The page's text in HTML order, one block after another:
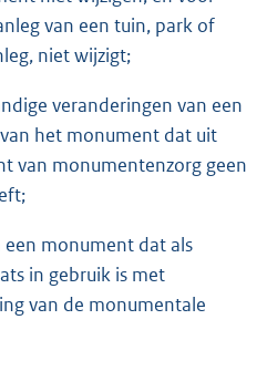
van een tuin, park of
niet wijzigt;
veranderingen van een
het monument dat uit
van monumentenzorg geen
monument dat als
in gebruik is met
van de monumentale